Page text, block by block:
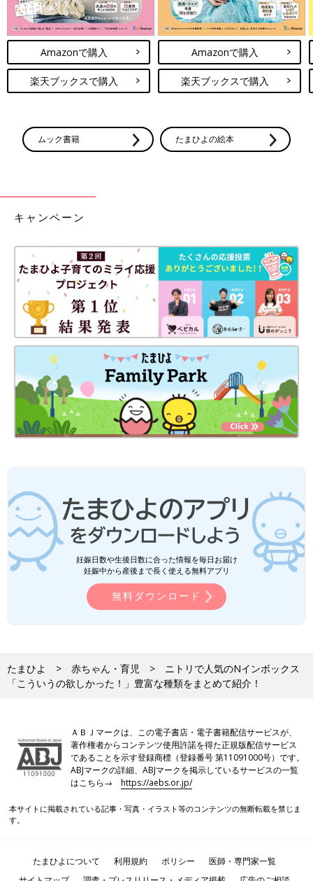
Amazonで購入
楽天ブックスで購入
Amazonで購入
楽天ブックスで購入
ムック書籍 たまひよの絵本
キャンペーン
妊娠日数や生後日数に合った情報を毎日お届け
妊娠中から産後まで長く使える無料アプリ
無料ダウンロード
たまひよ 赤ちゃん・育児
ニトリで人気のNインボックス
「こういうの欲しかった！」豊富な種類をまとめて紹介！
ＡＢＪマークは、この電子書店・電子書籍配信サービスが、
著作権者からコンテンツ使用許諾を得た正規版配信サービス
であることを示す登録商標（登録番号 第11091000号）です。
ABJマークの詳細、ABJマークを掲示しているサービスの一覧
はこちら→https://aebs.or.jp/
本サイトに掲載されている記事・写真・イラスト等のコンテンツの無断転載を禁じま
す。
たまひよについて 利用規約 ポリシー
医師・専門家一覧